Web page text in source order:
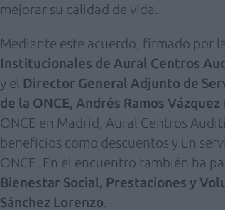
mejorar su calidad de vida.
Mediante este acuerdo, firmado por la
Institucionales de Aural Centros
y el Director General Adjunto de
de la ONCE, Andrés Ramos Vázquez
ONCE en Madrid, Aural Centros
beneficios como descuentos y un
ONCE. En el encuentro también ha
Bienestar Social, Prestaciones y
Sánchez Lorenzo.